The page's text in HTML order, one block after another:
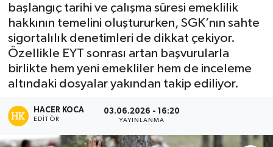
başlangıç tarihi ve çalışma süresi emeklilik
hakkının temelini oluştururken, SGK’nın sahte
sigortalılık denetimleri de dikkat çekiyor.
Özellikle EYT sonrası artan başvurularla
birlikte hem yeni emekliler hem de inceleme
altındaki dosyalar yakından takip ediliyor.
HACER KOCA
EDITÖR
03.06.2026 - 16:20
YAYINLANMA
Sağlık
Siyaset
Spor
Teknoloji
Yaşam